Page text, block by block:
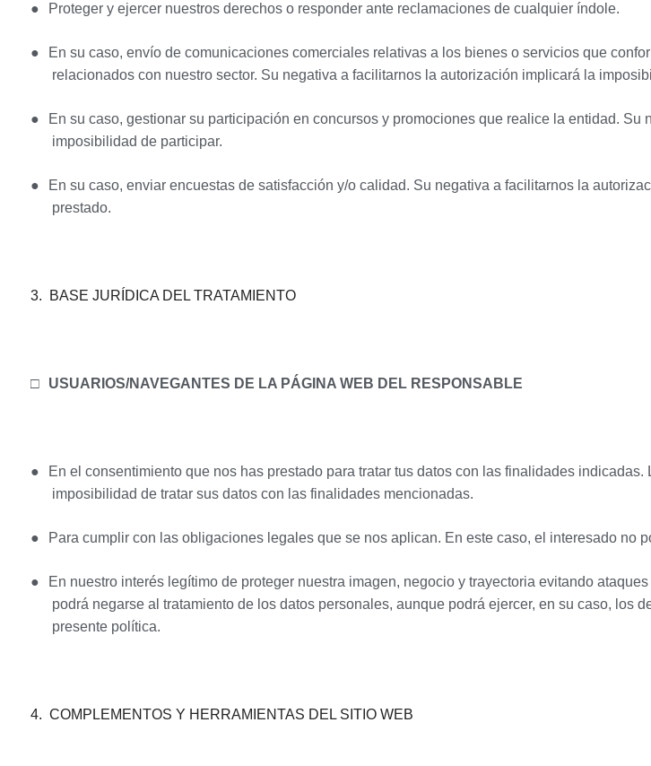
● Proteger y ejercer nuestros derechos o responder ante reclamaciones de cualquier índole.
●
En su caso, envío de comunicaciones comerciales relativas a los bienes o servicios que
relacionados con nuestro sector. Su negativa a facilitarnos la autorización implicará la
●
En su caso, gestionar su participación en concursos y promociones que realice la entidad.
imposibilidad de participar.
●
En su caso, enviar encuestas de satisfacción y/o calidad. Su negativa a facilitarnos la
prestado.
3. BASE JURÍDICA DEL TRATAMIENTO
□ USUARIOS/NAVEGANTES DE LA PÁGINA WEB DEL RESPONSABLE
●
En el consentimiento que nos has prestado para tratar tus datos con las finalidades
imposibilidad de tratar sus datos con las finalidades mencionadas.
● Para cumplir con las obligaciones legales que se nos aplican. En este caso, el interesado no
●
En nuestro interés legítimo de proteger nuestra imagen, negocio y trayectoria evitando
podrá negarse al tratamiento de los datos personales, aunque podrá ejercer, en su caso, los
presente política.
4. COMPLEMENTOS Y HERRAMIENTAS DEL SITIO WEB